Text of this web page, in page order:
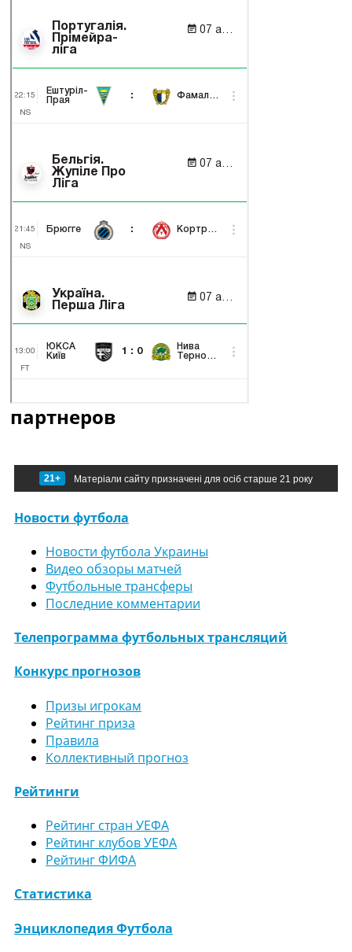
партнеров
21+ Матеріали сайту призначені для осіб старше 21 року
Новости футбола
Новости футбола Украины
Видео обзоры матчей
Футбольные трансферы
Последние комментарии
Телепрограмма футбольных трансляций
Конкурс прогнозов
Призы игрокам
Рейтинг приза
Правила
Коллективный прогноз
Рейтинги
Рейтинг стран УЕФА
Рейтинг клубов УЕФА
Рейтинг ФИФА
Статистика
Энциклопедия Футбола